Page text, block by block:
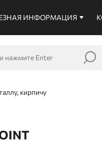
ИНФОРМАЦИЯ
кирпичу